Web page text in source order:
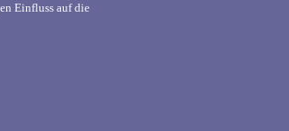
Einfluss auf die